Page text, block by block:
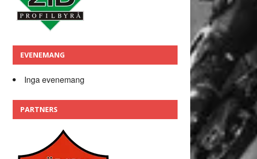
EVENEMANG
Inga evenemang
PARTNERS